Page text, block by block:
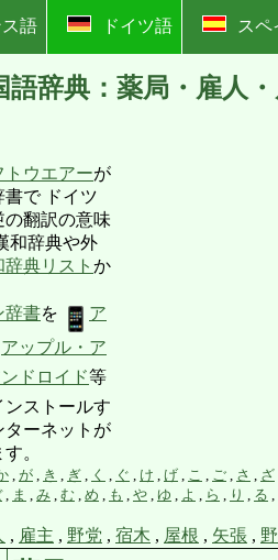
語 ドイツ語 スペ
辞典：薬局・雇人
トウエアーが
書で ドイツ
翻訳の意味
和辞典や外
辞典リスト か
辞書を
ア
アップル・ア
ドロイド等
ストールす
ターネットが
。
が き ぎ く ぐ け げ こ ご さ ざ
, ま み む め も や ゆ よ ら り る
, 雇主 , 野党 , 宿木 , 屋根 , 矢張 ,